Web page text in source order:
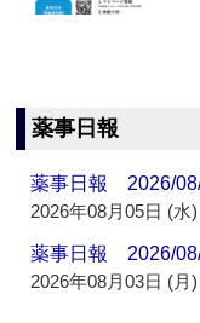
薬事日報
薬事日報 2026/
2026年08月05日 (水)
薬事日報 2026/
2026年08月03日 (月)